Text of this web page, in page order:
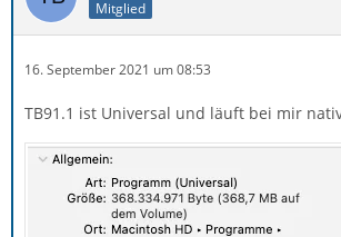
Mitglied
16. September 2021 um 08:53
TB91.1 ist Universal und läuft bei mir